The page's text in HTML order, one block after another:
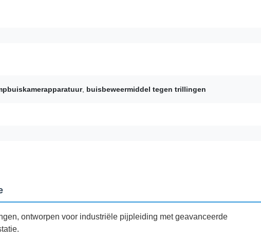
, buisbeweermiddel tegen trillingen
ontworpen voor industriële pijpleiding met geavanceerde